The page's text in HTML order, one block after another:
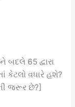
બદલે 65 દ્વારા
કેટલો વધારે હશે?
જરૂર છે?]